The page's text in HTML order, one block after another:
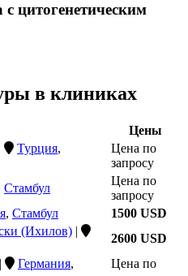
цитогенетическим
в клиниках
Цены
Турция,
Цена по
запросу
Стамбул
Цена по
запросу
, Стамбул
1500 USD
(Ихилов) |
2600 USD
| Германия,
Цена по